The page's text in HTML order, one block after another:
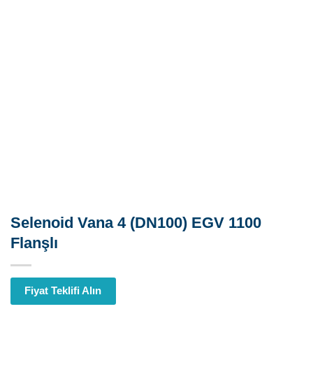
Selenoid Vana 4 (DN100) EGV 1100
Flanşlı
Fiyat Teklifi Alın